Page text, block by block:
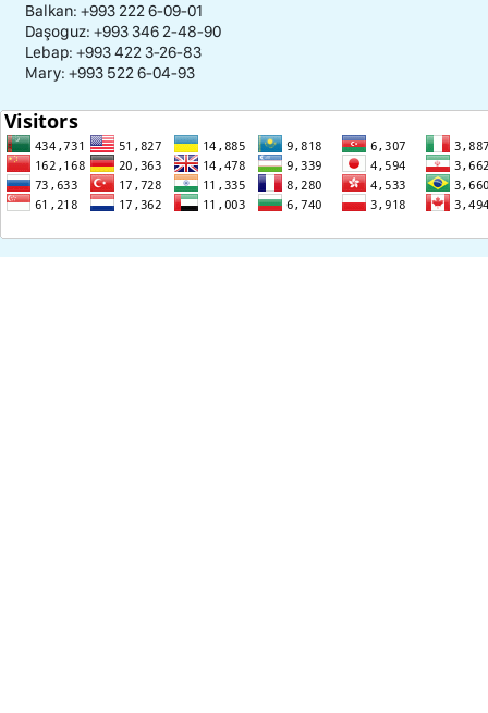
Balkan: +993 222 6-09-01
Daşoguz: +993 346 2-48-90
Lebap: +993 422 3-26-83
Mary: +993 522 6-04-93